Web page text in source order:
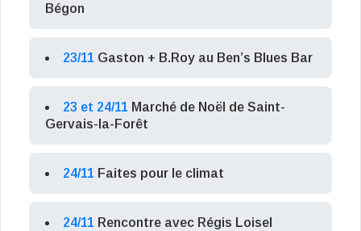
Bégon
23/11 Gaston + B.Roy au Ben’s Blues Bar
23 et 24/11 Marché de Noël de Saint-
Gervais-la-Forêt
24/11 Faites pour le climat
24/11 Rencontre avec Régis Loisel